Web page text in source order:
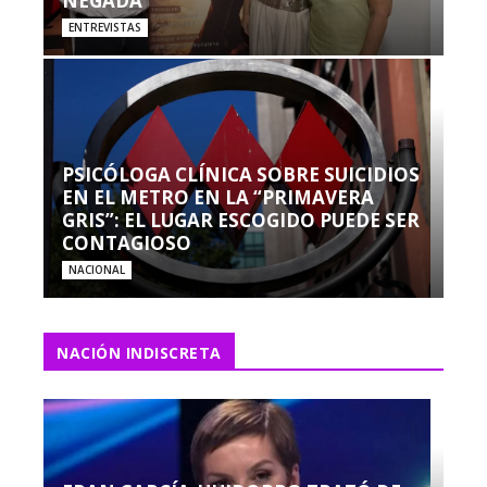
ENTREVISTAS
PSICÓLOGA CLÍNICA SOBRE SUICIDIOS
EN EL METRO EN LA “PRIMAVERA
GRIS”: EL LUGAR ESCOGIDO PUEDE SER
CONTAGIOSO
NACIONAL
NACIÓN INDISCRETA